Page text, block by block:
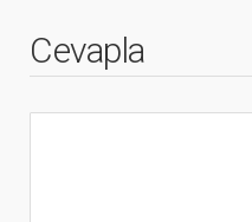
Cevapla